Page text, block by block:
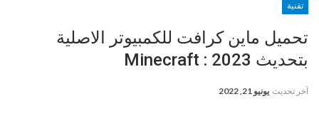
تقنية
تحميل ماين كرافت للكمبيوتر الاصلية
بتحديث 2023 : Minecraft
آخر تحديث يونيو 21, 2022